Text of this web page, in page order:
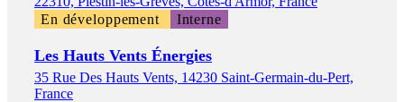
En développement
Interne
Les Hauts Vents Énergies
35 Rue Des Hauts Vents, 14230 Saint-Germain-du-Pert,
France